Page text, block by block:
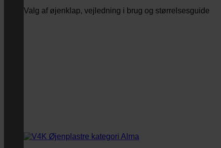
Valg af øjenklap, vejledning i brug og størrelsesguide